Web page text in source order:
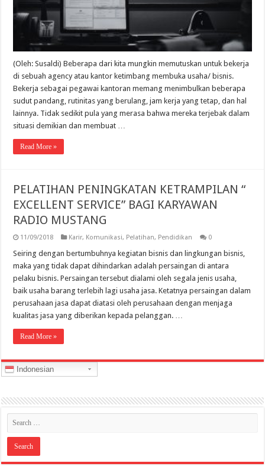
(Oleh: Susaldi) Beberapa dari kita mungkin memutuskan untuk bekerja
di sebuah agency atau kantor ketimbang membuka usaha/ bisnis.
Bekerja sebagai pegawai kantoran memang menimbulkan beberapa
sudut pandang, rutinitas yang berulang, jam kerja yang tetap, dan hal
lainnya. Tidak sedikit pula yang merasa bahwa mereka terjebak dalam
situasi demikian dan membuat …
Read More »
PELATIHAN PENINGKATAN KETRAMPILAN “
EXCELLENT SERVICE” BAGI KARYAWAN
RADIO MUSTANG
11/09/2018 Karir, Komunikasi, Pelatihan, Pendidikan 0
Seiring dengan bertumbuhnya kegiatan bisnis dan lingkungan bisnis,
maka yang tidak dapat dihindarkan adalah persaingan di antara
pelaku bisnis. Persaingan tersebut dialami oleh segala jenis usaha,
baik usaha barang terlebih lagi usaha jasa. Ketatnya persaingan dalam
perusahaan jasa dapat diatasi oleh perusahaan dengan menjaga
kualitas jasa yang diberikan kepada pelanggan. …
Read More »
Indonesian